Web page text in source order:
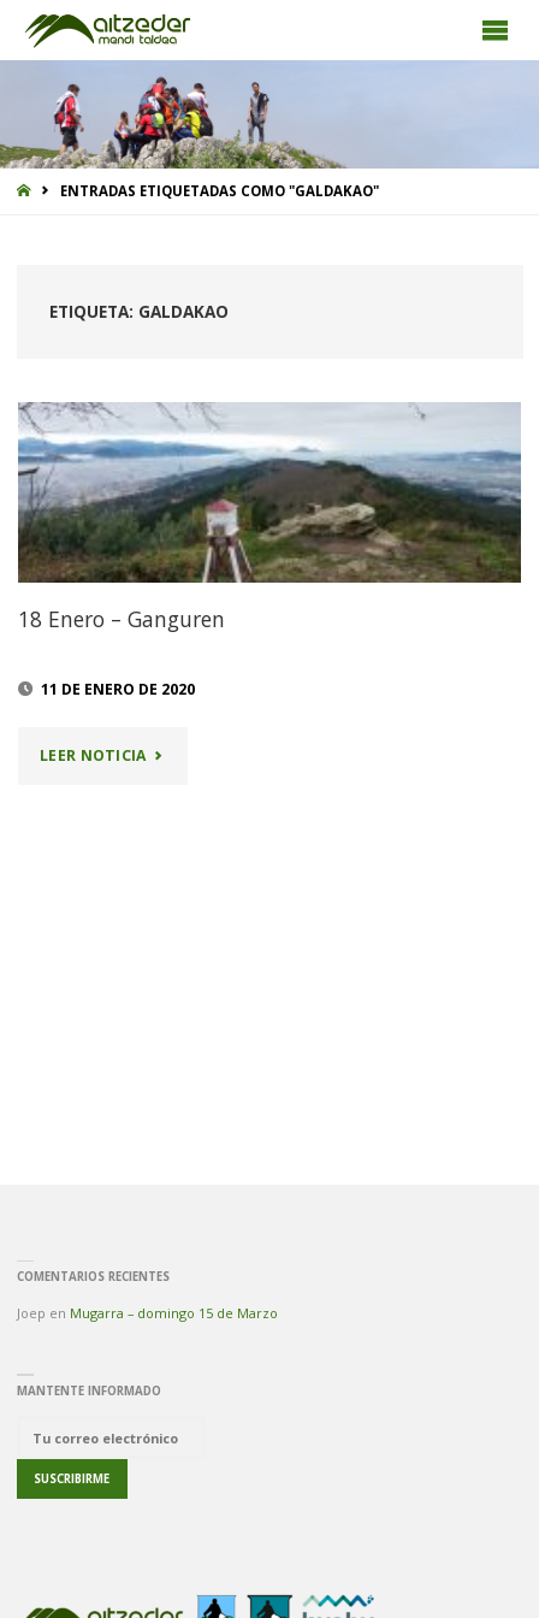
INICIOENTRADAS ETIQUETADAS COMO "GALDAKAO"
ETIQUETA: GALDAKAO
18 Enero – Ganguren
11 DE ENERO DE 2020
LEER NOTICIA"18
COMENTARIOS RECIENTES
Joep en Mugarra – domingo 15 de Marzo
MANTENTE INFORMADO